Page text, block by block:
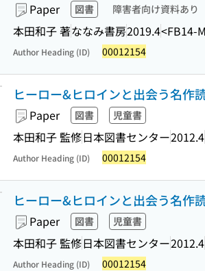
Paper 図書 障害者向け資料あり
本田和子 著ななみ書房2019.4<FB14-
Author Heading (ID) 00012154
ヒーロー&ヒロインと出会う名作
Paper 図書 児童書
本田和子 監修日本図書センター2012.4
Author Heading (ID) 00012154
ヒーロー&ヒロインと出会う名作
Paper 図書 児童書
本田和子 監修日本図書センター2012.4
Author Heading (ID) 00012154